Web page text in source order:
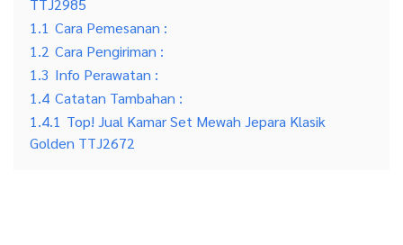
TTJ2985
1.1 Cara Pemesanan :
1.2 Cara Pengiriman :
1.3 Info Perawatan :
1.4 Catatan Tambahan :
1.4.1 Top! Jual Kamar Set Mewah Jepara Klasik
Golden TTJ2672